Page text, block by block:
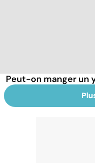
Peut-on manger un